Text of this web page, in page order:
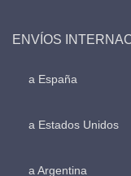
ENVÍOS
a España
a Estados Unidos
a Argentina